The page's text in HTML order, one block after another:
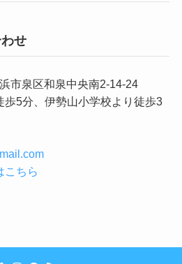
せ
市泉区和泉中央南2-14-24
歩5分、伊勢山小学校より徒歩3
こちら